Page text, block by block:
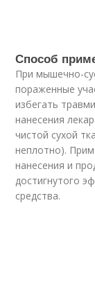
Способ
При мышечно-
пораженные
избегать
нанесения
чистой сухой
неплотно).
нанесения и
достигнутого
средства.